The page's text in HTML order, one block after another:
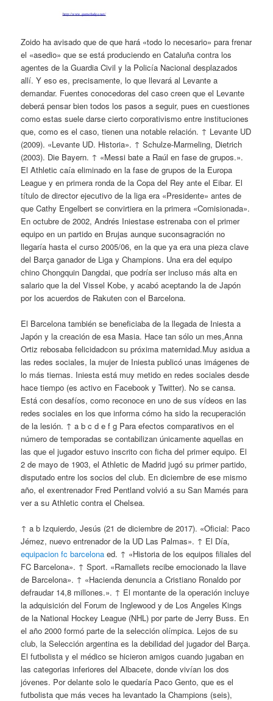
Zoido ha avisado que de que hará «todo lo necesario» para frenar
el «asedio» que se está produciendo en Cataluña contra los
agentes de la Guardia Civil y la Policía Nacional desplazados
allí. Y eso es, precisamente, lo que llevará al Levante a
demandar. Fuentes conocedoras del caso creen que el Levante
deberá pensar bien todos los pasos a seguir, pues en cuestiones
como estas suele darse cierto corporativismo entre instituciones
que, como es el caso, tienen una notable relación. ↑ Levante UD
(2009). «Levante UD. Historia». ↑ Schulze-Marmeling, Dietrich
(2003). Die Bayern. ↑ «Messi bate a Raúl en fase de grupos.».
El Athletic caía eliminado en la fase de grupos de la Europa
League y en primera ronda de la Copa del Rey ante el Eibar. El
título de director ejecutivo de la liga era «Presidente» antes de
que Cathy Engelbert se convirtiera en la primera «Comisionada».
En octubre de 2002, Andrés Iniestase estrenaba con el primer
equipo en un partido en Brujas aunque suconsagración no
llegaría hasta el curso 2005/06, en la que ya era una pieza clave
del Barça ganador de Liga y Champions. Una era del equipo
chino Chongquin Dangdai, que podría ser incluso más alta en
salario que la del Vissel Kobe, y acabó aceptando la de Japón
por los acuerdos de Rakuten con el Barcelona.
El Barcelona también se beneficiaba de la llegada de Iniesta a
Japón y la creación de esa Masia. Hace tan sólo un mes,Anna
Ortiz rebosaba felicidadcon su próxima maternidad.Muy asidua a
las redes sociales, la mujer de Iniesta publicó unas imágenes de
lo más tiernas. Iniesta está muy metido en redes sociales desde
hace tiempo (es activo en Facebook y Twitter). No se cansa.
Está con desafíos, como reconoce en uno de sus vídeos en las
redes sociales en los que informa cómo ha sido la recuperación
de la lesión. ↑ a b c d e f g Para efectos comparativos en el
número de temporadas se contabilizan únicamente aquellas en
las que el jugador estuvo inscrito con ficha del primer equipo. El
2 de mayo de 1903, el Athletic de Madrid jugó su primer partido,
disputado entre los socios del club. En diciembre de ese mismo
año, el exentrenador Fred Pentland volvió a su San Mamés para
ver a su Athletic contra el Chelsea.
↑ a b Izquierdo, Jesús (21 de diciembre de 2017). «Oficial: Paco
Jémez, nuevo entrenador de la UD Las Palmas». ↑ El Día,
equipacion fc barcelona ed. ↑ «Historia de los equipos filiales del
FC Barcelona». ↑ Sport. «Ramallets recibe emocionado la llave
de Barcelona». ↑ «Hacienda denuncia a Cristiano Ronaldo por
defraudar 14,8 millones.». ↑ El montante de la operación incluye
la adquisición del Forum de Inglewood y de Los Angeles Kings
de la National Hockey League (NHL) por parte de Jerry Buss. En
el año 2000 formó parte de la selección olímpica. Lejos de su
club, la Selección argentina es la debilidad del jugador del Barça.
El futbolista y el médico se hicieron amigos cuando jugaban en
las categorias inferiores del Albacete, donde vivían los dos
jóvenes. Por delante solo le quedaría Paco Gento, que es el
futbolista que más veces ha levantado la Champions (seis),